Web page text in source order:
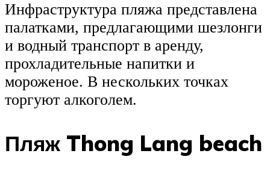
Инфраструктура пляжа представлена
палатками, предлагающими шезлонги
и водный транспорт в аренду,
прохладительные напитки и
мороженое. В нескольких точках
торгуют алкоголем.
Пляж Thong Lang beach